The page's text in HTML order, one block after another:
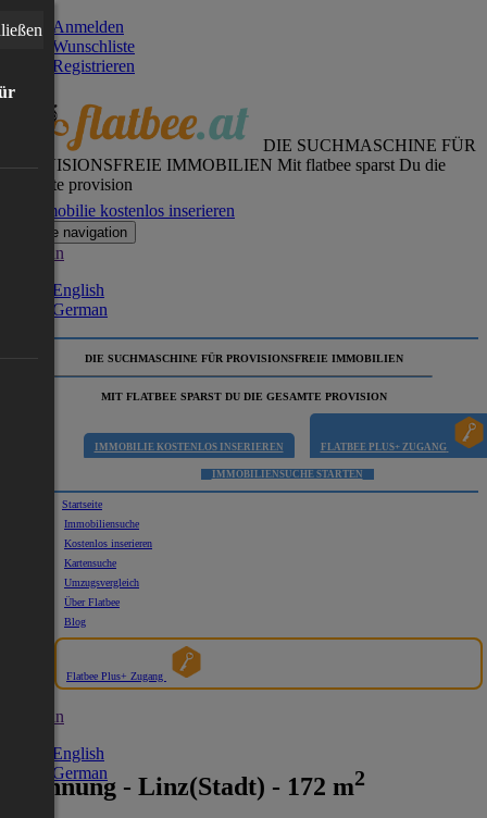
Anmelden
Wunschliste
Registrieren
DIE SUCHMASCHINE FÜR
PROVISIONSFREIE IMMOBILIEN Mit flatbee sparst Du die
gesamte provision
Immobilie kostenlos inserieren
Toggle navigation
German
English
German
DIE SUCHMASCHINE FÜR PROVISIONSFREIE IMMOBILIEN
MIT FLATBEE SPARST DU DIE GESAMTE PROVISION
IMMOBILIE KOSTENLOS INSERIEREN FLATBEE PLUS+ ZUGANG
IMMOBILIENSUCHE STARTEN
Startseite
Immobiliensuche
Kostenlos inserieren
Kartensuche
Umzugsvergleich
Über Flatbee
Blog
Flatbee Plus+ Zugang
German
English
German
Wohnung - Linz(Stadt) - 172 m2